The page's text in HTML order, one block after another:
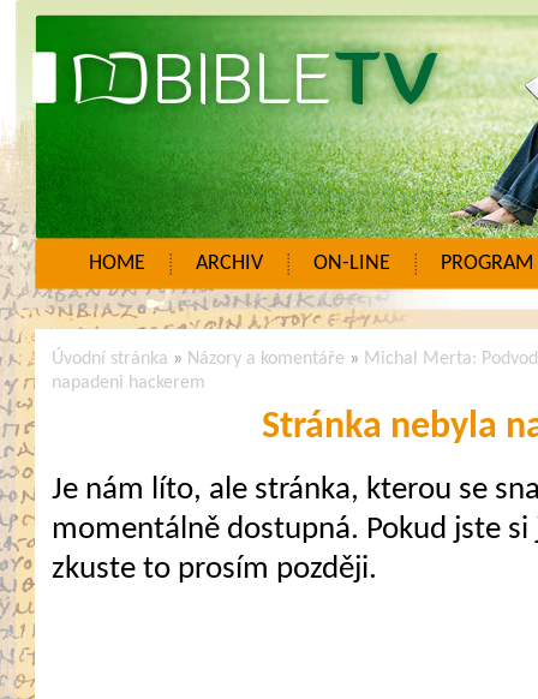
HOME ARCHIV ON-LINE PROGRAM
Úvodní stránka » Názory a komentáře » Michal Merta:
napadeni hackerem
Stránka nebyla
Je nám líto, ale stránka, kterou se
momentálně dostupná. Pokud jste
zkuste to prosím později.